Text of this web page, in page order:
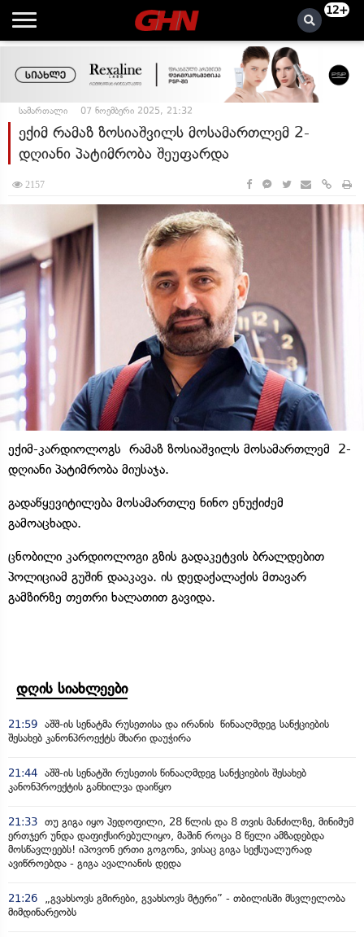
12+
სამართალი 07 ნოემბერი 2025, 21:32
ექიმ რამაზ ზოსიაშვილს მოსამართლემ 2-
დღიანი პატიმრობა შეუფარდა
2157
ექიმ-კარდიოლოგს რამაზ ზოსიაშვილს მოსამართლემ 2-
დღიანი პატიმრობა მიუსაჯა.
გადაწყევიტილება მოსამართლე ნინო ენუქიძემ
გამოაცხადა.
ცნობილი კარდიოლოგი გზის გადაკეტვის ბრალდებით
პოლიციამ გუშინ დააკავა. ის დედაქალაქის მთავარ
გამზირზე თეთრი ხალათით გავიდა.
დღის სიახლეები
21:59 აშშ-ის სენატმა რუსეთისა და ირანის წინააღმდეგ სანქციების
შესახებ კანონპროექტს მხარი დაუჭირა
21:44 აშშ-ის სენატში რუსეთის წინააღმდეგ სანქციების შესახებ
კანონპროექტის განხილვა დაიწყო
21:33 თუ გიგა იყო პედოფილი, 28 წლის და 8 თვის მანძილზე, მინიმუმ
ერთჯერ უნდა დაფიქსირებულიყო, მაშინ როცა 8 წელი ამზადებდა
მოსწავლეებს! იპოვონ ერთი გოგონა, ვისაც გიგა სექსუალურად
ავიწროებდა - გიგა ავალიანის დედა
21:26
„გვახსოვს გმირები, გვახსოვს მტერი” - თბილისში მსვლელობა
მიმდინარეობს